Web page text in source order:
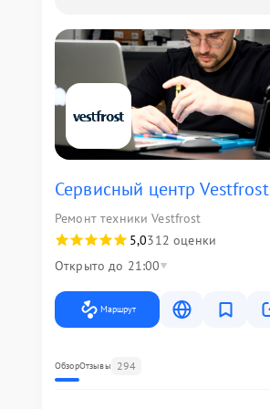
Сервисный центр Vestfrost
Ремонт техники Vestfrost
5,0312 оценки
Открыто до 21:00
Маршрут
ОбзорОтзывы 294